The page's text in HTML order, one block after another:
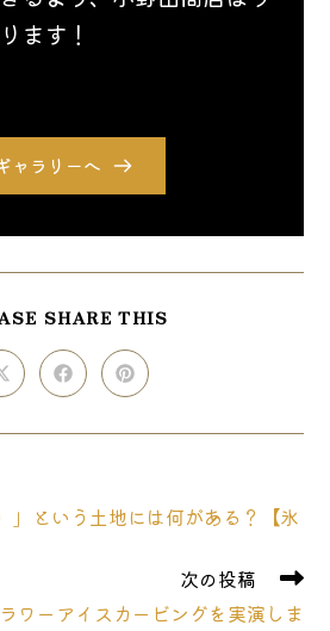
ます！
ャラリーへ
SHARE THIS
Opens
in
new
Opens
in
new
Opens
in
new
」という土地には何がある？【氷
次の投稿
ワーアイスカービングを実演しま